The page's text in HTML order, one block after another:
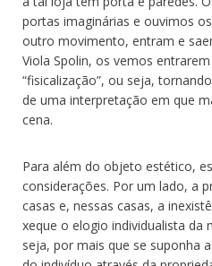
portas imaginárias e ouvimos
outro movimento, entram e
Viola Spolin, os vemos
“fisicalização”, ou seja,
de uma interpretação em que
cena.
Para além do objeto estético,
considerações. Por um lado, a
casas e, nessas casas, a
xeque o elogio individualista da
seja, por mais que se suponha